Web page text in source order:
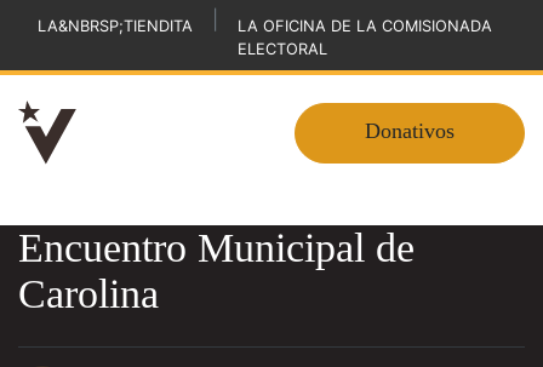
LA&NBRSP;TIENDITA
LA OFICINA DE LA COMISIONADA
ELECTORAL
Donativos
Encuentro Municipal de
Carolina